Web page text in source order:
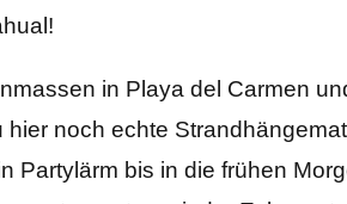
in Playa del Carmen
noch echte
Partylärm bis in die frühen